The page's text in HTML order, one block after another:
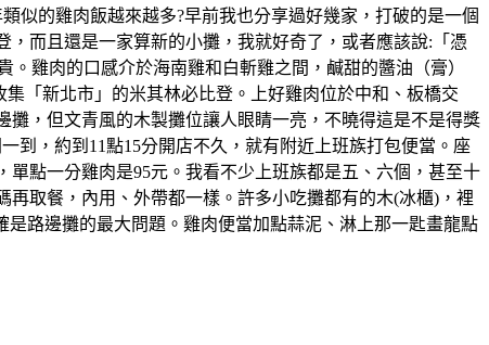
似的雞肉飯越來越多?早前我也分享過好幾家，打破的是一個
而且還是一家算新的小攤，我就好奇了，或者應該說:「憑
雞肉的口感介於海南雞和白斬雞之間，鹹甜的醬油（膏）
「新北市」的米其林必比登。上好雞肉位於中和、板橋交
，但文青風的木製攤位讓人眼睛一亮，不曉得這是不是得獎
到，約到11點15分開店不久，就有附近上班族打包便當。座
點一分雞肉是95元。我看不少上班族都是五、六個，甚至十
取餐，內用、外帶都一樣。許多小吃攤都有的木(冰櫃)，裡
路邊攤的最大問題。雞肉便當加點蒜泥、淋上那一匙畫龍點